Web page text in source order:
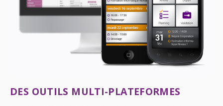
DES OUTILS MULTI-PLATEFORMES